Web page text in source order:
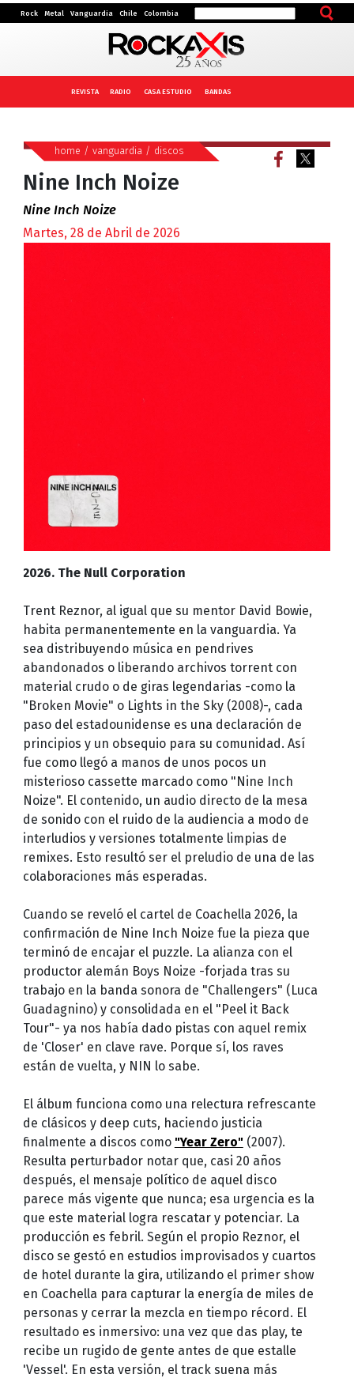
Rock Metal Vanguardia Chile Colombia
REVISTA RADIO CASA ESTUDIO BANDAS
home / vanguardia/ discos
Nine Inch Noize
Nine Inch Noize
Martes, 28 de Abril de 2026
2026. The Null Corporation
Trent Reznor, al igual que su mentor David Bowie,
habita permanentemente en la vanguardia. Ya
sea distribuyendo música en pendrives
abandonados o liberando archivos torrent con
material crudo o de giras legendarias -como la
"Broken Movie" o Lights in the Sky (2008)-, cada
paso del estadounidense es una declaración de
principios y un obsequio para su comunidad. Así
fue como llegó a manos de unos pocos un
misterioso cassette marcado como "Nine Inch
Noize". El contenido, un audio directo de la mesa
de sonido con el ruido de la audiencia a modo de
interludios y versiones totalmente limpias de
remixes. Esto resultó ser el preludio de una de las
colaboraciones más esperadas.
Cuando se reveló el cartel de Coachella 2026, la
confirmación de Nine Inch Noize fue la pieza que
terminó de encajar el puzzle. La alianza con el
productor alemán Boys Noize -forjada tras su
trabajo en la banda sonora de "Challengers" (Luca
Guadagnino) y consolidada en el "Peel it Back
Tour"- ya nos había dado pistas con aquel remix
de 'Closer' en clave rave. Porque sí, los raves
están de vuelta, y NIN lo sabe.
El álbum funciona como una relectura refrescante
de clásicos y deep cuts, haciendo justicia
finalmente a discos como "Year Zero"(2007).
Resulta perturbador notar que, casi 20 años
después, el mensaje político de aquel disco
parece más vigente que nunca; esa urgencia es la
que este material logra rescatar y potenciar. La
producción es febril. Según el propio Reznor, el
disco se gestó en estudios improvisados y cuartos
de hotel durante la gira, utilizando el primer show
en Coachella para capturar la energía de miles de
personas y cerrar la mezcla en tiempo récord. El
resultado es inmersivo: una vez que das play, te
recibe un rugido de gente antes de que estalle
'Vessel'. En esta versión, el track suena más